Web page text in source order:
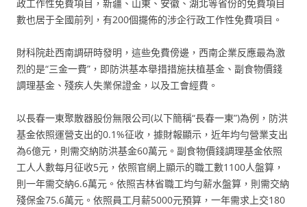
政工作性免費項目，新疆、山東、安徽、湖北等省份的免費項目
數也居于全國前列，有200個擺佈的涉企行政工作性免費項目。
財科院赴西南調研時發明，這些免費傍邊，西南企業反應最為激
烈的是“三金一費”，即防洪基本舉措措施扶植基金、副食物價錢
調理基金、殘疾人失業保證金，以及工會經費。
以長春一東聚散器股份無限公司(以下簡稱“長春一東”)為例，防洪
基金依照運營支出的0.1%征收，據財報顯示，近年均勻營業支出
為6億元，則需交納防洪基金60萬元。副食物價錢調理基金依照
工人人數每月征收5元，依照官網上顯示的職工數1100人盤算，
則一年需交納6.6萬元。依照吉林省職工均勻薪水盤算，則需交納
殘保金75.6萬元。依照員工月薪5000元預算，一年需求上交180